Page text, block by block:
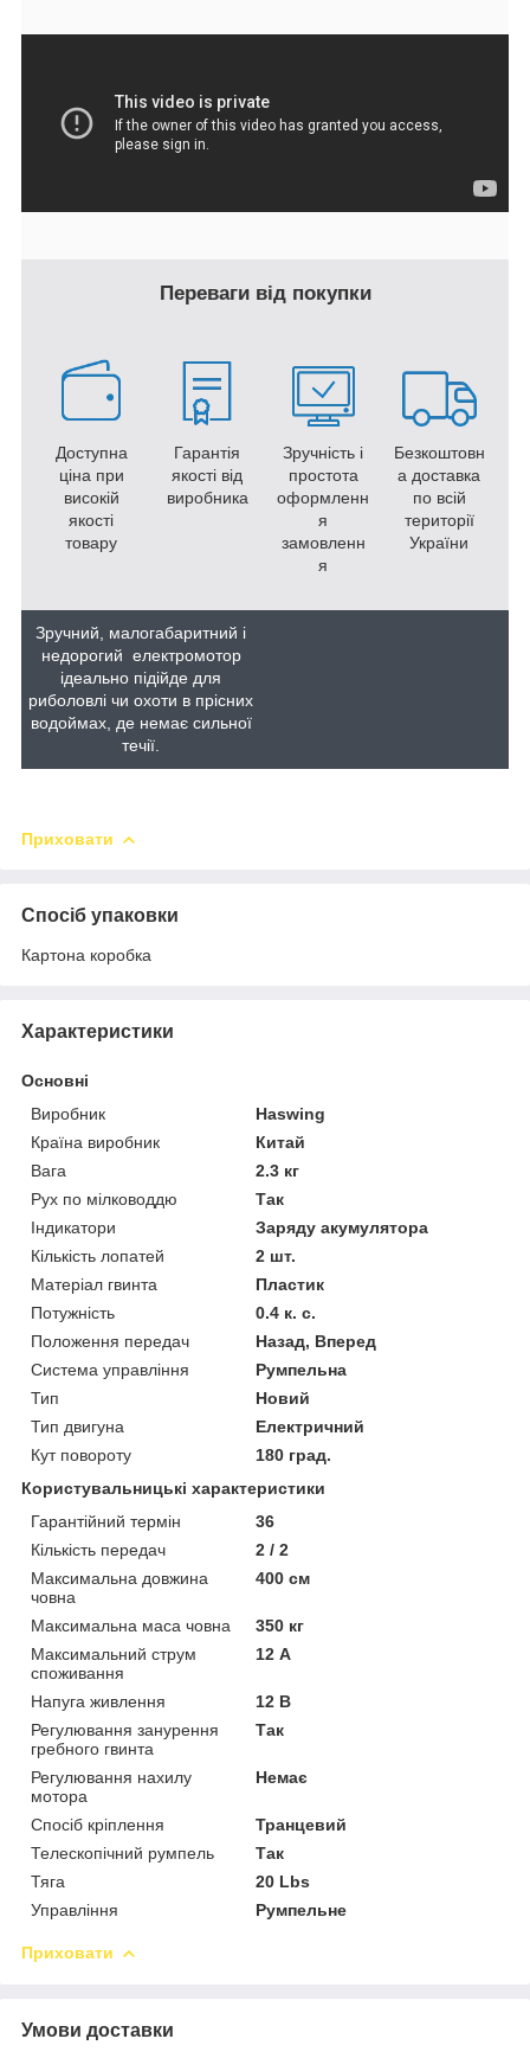
Переваги від покупки
Доступна
ціна при
високій
якості
товару
Гарантія
якості від
виробника
Зручність і
простота
оформленн
я
замовленн
я
Безкоштовн
а доставка
по всій
території
України
Зручний, малогабаритний і
недорогий електромотор
ідеально підійде для
риболовлі чи охоти в прісних
водоймах, де немає сильної
течії.
Приховати
Спосіб упаковки
Картона коробка
Характеристики
Основні
Виробник
Haswing
Країна виробник
Китай
Вага
2.3 кг
Рух по мілководдю
Так
Індикатори
Заряду акумулятора
Кількість лопатей
2 шт.
Матеріал гвинта
Пластик
Потужність
0.4 к. с.
Положення передач
Назад, Вперед
Система управління
Румпельна
Тип
Новий
Тип двигуна
Електричний
Кут повороту
180 град.
Користувальницькі характеристики
Гарантійний термін
36
Кількість передач
2 / 2
Максимальна довжина
човна
400 см
Максимальна маса човна
350 кг
Максимальний струм
споживання
12 А
Напуга живлення
12 В
Регулювання занурення
гребного гвинта
Так
Регулювання нахилу
мотора
Немає
Спосіб кріплення
Транцевий
Телескопічний румпель
Так
Тяга
20 Lbs
Управління
Румпельне
Приховати
Умови доставки